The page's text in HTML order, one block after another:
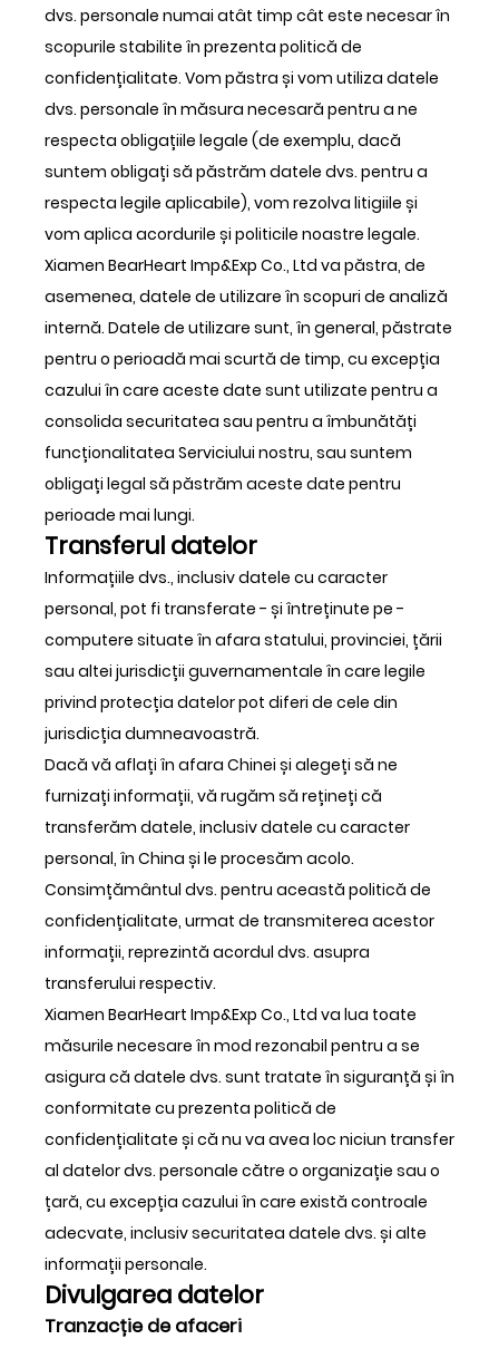
dvs. personale numai atât timp cât este necesar în
scopurile stabilite în prezenta politică de
confidențialitate. Vom păstra și vom utiliza datele
dvs. personale în măsura necesară pentru a ne
respecta obligațiile legale (de exemplu, dacă
suntem obligați să păstrăm datele dvs. pentru a
respecta legile aplicabile), vom rezolva litigiile și
vom aplica acordurile și politicile noastre legale.
Xiamen BearHeart Imp&Exp Co., Ltd va păstra, de
asemenea, datele de utilizare în scopuri de analiză
internă. Datele de utilizare sunt, în general, păstrate
pentru o perioadă mai scurtă de timp, cu excepția
cazului în care aceste date sunt utilizate pentru a
consolida securitatea sau pentru a îmbunătăți
funcționalitatea Serviciului nostru, sau suntem
obligați legal să păstrăm aceste date pentru
perioade mai lungi.
Transferul datelor
Informațiile dvs., inclusiv datele cu caracter
personal, pot fi transferate - și întreținute pe -
computere situate în afara statului, provinciei, țării
sau altei jurisdicții guvernamentale în care legile
privind protecția datelor pot diferi de cele din
jurisdicția dumneavoastră.
Dacă vă aflați în afara Chinei și alegeți să ne
furnizați informații, vă rugăm să rețineți că
transferăm datele, inclusiv datele cu caracter
personal, în China și le procesăm acolo.
Consimțământul dvs. pentru această politică de
confidențialitate, urmat de transmiterea acestor
informații, reprezintă acordul dvs. asupra
transferului respectiv.
Xiamen BearHeart Imp&Exp Co., Ltd va lua toate
măsurile necesare în mod rezonabil pentru a se
asigura că datele dvs. sunt tratate în siguranță și în
conformitate cu prezenta politică de
confidențialitate și că nu va avea loc niciun transfer
al datelor dvs. personale către o organizație sau o
țară, cu excepția cazului în care există controale
adecvate, inclusiv securitatea datele dvs. și alte
informații personale.
Divulgarea datelor
Tranzacție de afaceri